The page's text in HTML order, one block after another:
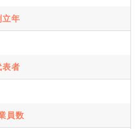
立年
表者
員数